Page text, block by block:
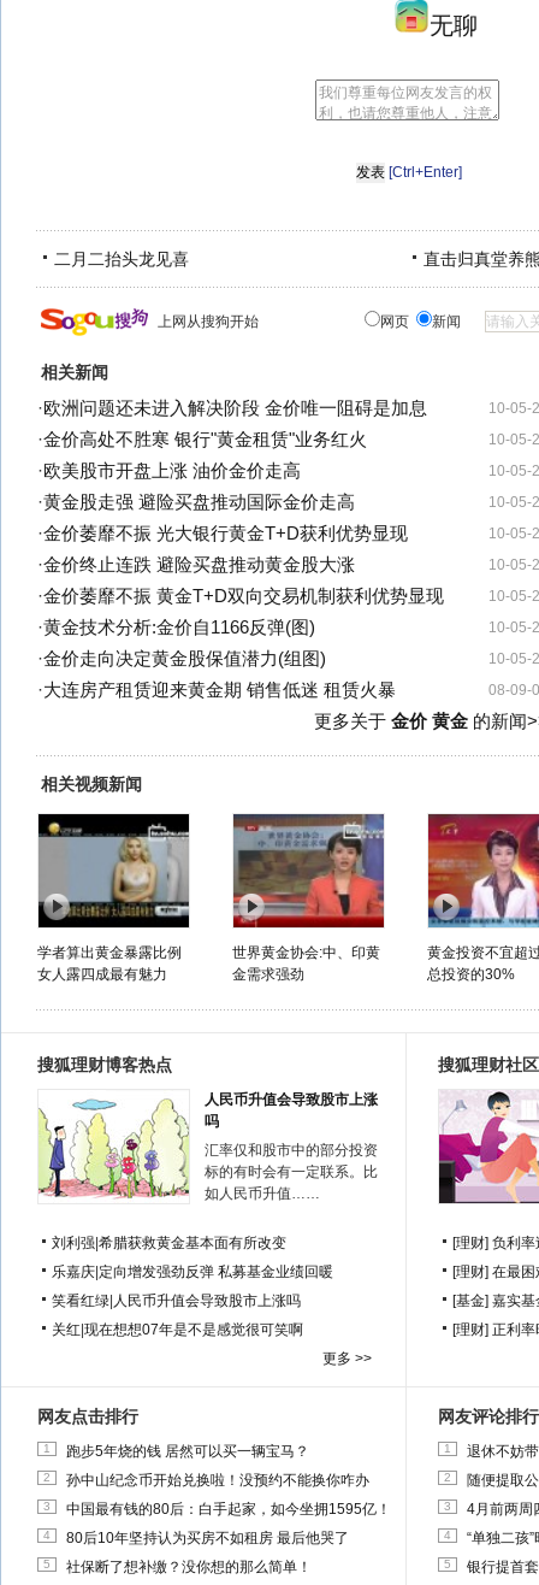
无聊
[Ctrl+Enter]
二月二抬头龙见喜 直击归真堂养
上网从搜狗开始 网页 新闻
相关新闻
10-05-
·欧洲问题还未进入解决阶段 金价唯一阻碍是加息
10-05-
·金价高处不胜寒 银行"黄金租赁"业务红火
10-05-
·欧美股市开盘上涨 油价金价走高
10-05-
·黄金股走强 避险买盘推动国际金价走高
10-05-
·金价萎靡不振 光大银行黄金T+D获利优势显现
10-05-
·金价终止连跌 避险买盘推动黄金股大涨
10-05-
·金价萎靡不振 黄金T+D双向交易机制获利优势显现
10-05-
·黄金技术分析:金价自1166反弹(图)
10-05-
·金价走向决定黄金股保值潜力(组图)
08-09-
·大连房产租赁迎来黄金期 销售低迷 租赁火暴
更多关于 金价 黄金的新闻
相关视频新闻
学者算出黄金暴露比例
女人露四成最有魅力
世界黄金协会:中、印黄
金需求强劲
黄金投资不宜超
总投资的30%
搜狐理财博客热点
人民币升值会导致股市上涨
吗
汇率仅和股市中的部分投资
标的有时会有一定联系。比
如人民币升值……
刘利强 希腊获救黄金基本面有所改变
乐嘉庆 定向增发强劲反弹 私募基金业绩回暖
笑看红绿 人民币升值会导致股市上涨吗
关红 现在想想07年是不是感觉很可笑啊
更多 >>
搜狐理财社
[理财] 负利率
[理财] 在最困
[基金] 嘉实基
[理财] 正利率
网友点击排行
1 跑步5年烧的钱 居然可以买一辆宝马？
2 孙中山纪念币开始兑换啦！没预约不能换你咋办
3 中国最有钱的80后：白手起家，如今坐拥1595亿！
4 80后10年坚持认为买房不如租房 最后他哭了
5 社保断了想补缴？没你想的那么简单！
网友评论排行
1 退休不妨
2 随便提取
3 4月前两周
4 “单独二孩
5 银行提首